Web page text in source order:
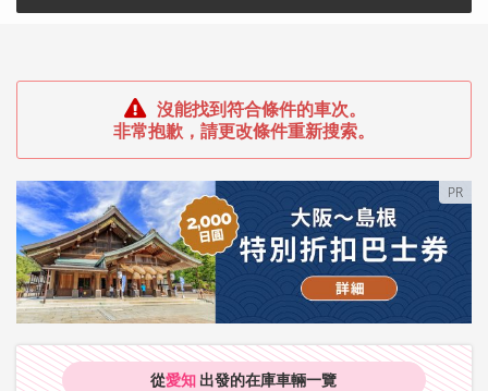
沒能找到符合條件的車次。
非常抱歉，請更改條件重新搜索。
PR
從愛知 出發的在庫車輛一覽